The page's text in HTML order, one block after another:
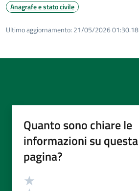
Anagrafe e stato civile
Ultimo aggiornamento: 21/05/2026 01:30.18
Quanto sono chiare le
informazioni su questa
pagina?
Valutazione